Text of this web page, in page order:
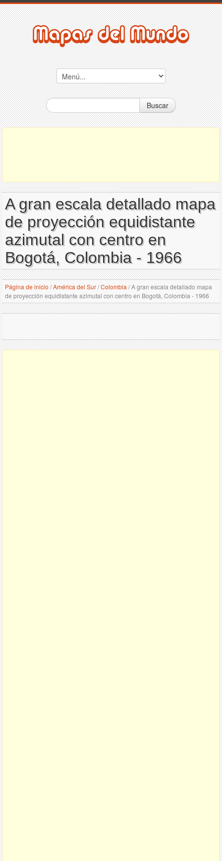
Buscar
A gran escala detallado mapa
de proyección equidistante
azimutal con centro en
Bogotá, Colombia - 1966
Página de inicio /América del Sur/Colombia /A gran escala detallado mapa
de proyección equidistante azimutal con centro en Bogotá, Colombia - 1966